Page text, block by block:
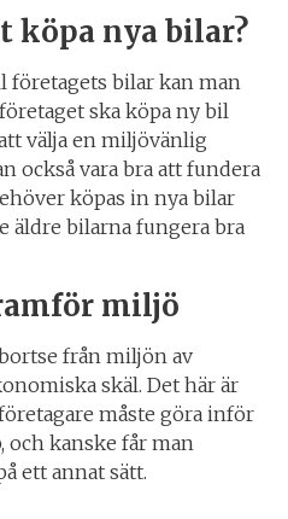
köpa nya bilar?
företagets bilar kan man
ska köpa ny bil
välja en miljövänlig
också vara bra att fundera
köpas in nya bilar
äldre bilarna fungera bra
miljö
från miljön av
skäl. Det här är
måste göra inför
kanske får man
ett annat sätt.